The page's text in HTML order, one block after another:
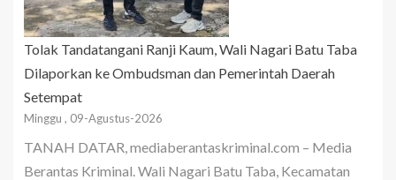
Tolak Tandatangani Ranji Kaum, Wali Nagari Batu Taba
Dilaporkan ke Ombudsman dan Pemerintah Daerah
Setempat
Minggu , 09-Agustus-2026
TANAH DATAR, mediaberantaskriminal.com – Media
Berantas Kriminal. Wali Nagari Batu Taba, Kecamatan